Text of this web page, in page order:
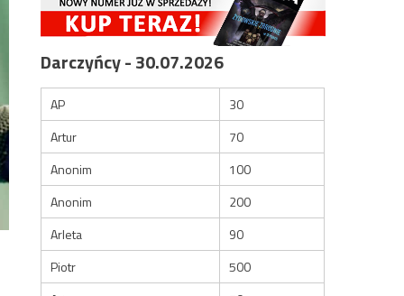
Darczyńcy - 30.07.2026
AP
30
Artur
70
Anonim
100
Anonim
200
Arleta
90
Piotr
500